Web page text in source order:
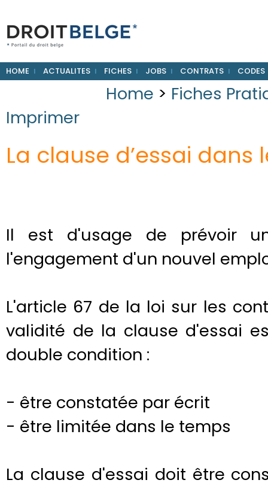
HOME ACTUALITES FICHES JOBS CONTRATS CODES
Home > Fiches
Imprimer
La clause d’essai
Il est d'usage de prévoir
l'engagement d'un nouvel
L'article 67 de la loi sur les
validité de la clause d'essai
double condition :
- être constatée par écrit
- être limitée dans le temps
La clause d'essai doit être